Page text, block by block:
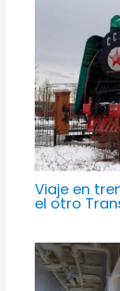
Viaje en
el otro